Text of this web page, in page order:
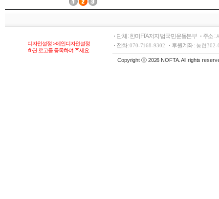
디자인설정 > 메인디자인설정
하단 로고를 등록하여 주세요.
단체 : 한미FTA저지 범국민운동본부
주소 :
전화 :070-7168-9302 후원계좌 : 농협302-
Copyright ⓒ 2026 NOFTA. All rights